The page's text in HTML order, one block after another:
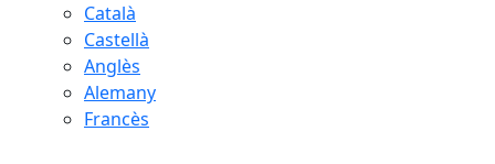
Català
Castellà
Anglès
Alemany
Francès